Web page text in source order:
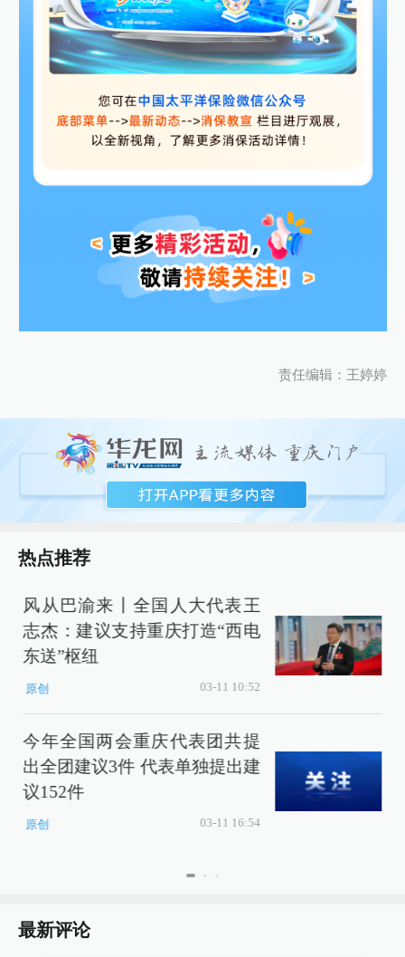
责任编辑：王婷婷
热点推荐
风从巴渝来丨全国人大代表王
志杰：建议支持重庆打造“西电
东送”枢纽
原创 03-11 10:52
今年全国两会重庆代表团共提
出全团建议3件 代表单独提出建
议152件
原创 03-11 16:54
最新评论